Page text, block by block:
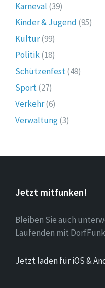
Karneval (39)
Kinder & Jugend (95)
Kultur(99)
Politik(18)
Schützenfest(49)
Sport(27)
Verkehr(6)
Verwaltung(3)
Jetzt mitfunken!
Bleiben Sie auch
Laufenden mit
Jetzt laden für iOS &